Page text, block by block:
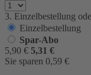
3. Einzelbestellung
Einzelbestellung
Spar-Abo
5,90 € 5,31 €
Sie sparen 0,59 €